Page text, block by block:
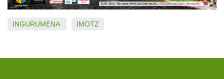
INGURUMENA IMOTZ